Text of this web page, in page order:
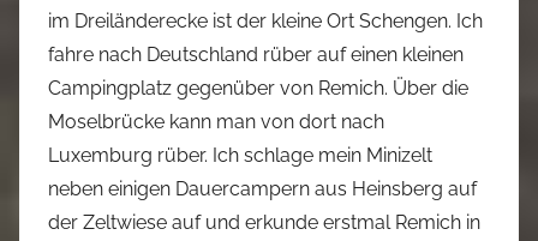
im Dreiländerecke ist der kleine Ort Schengen. Ich
fahre nach Deutschland rüber auf einen kleinen
Campingplatz gegenüber von Remich. Über die
Moselbrücke kann man von dort nach
Luxemburg rüber. Ich schlage mein Minizelt
neben einigen Dauercampern aus Heinsberg auf
der Zeltwiese auf und erkunde erstmal Remich in